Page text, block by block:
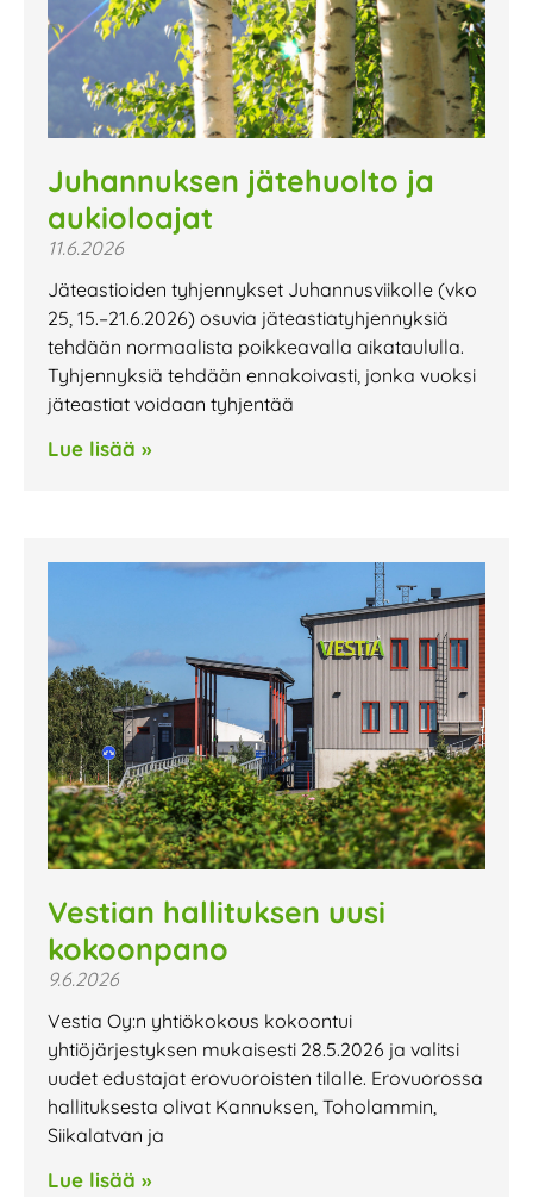
Juhannuksen jätehuolto ja
aukioloajat
11.6.2026
Jäteastioiden tyhjennykset Juhannusviikolle (vko
25, 15.–21.6.2026) osuvia jäteastiatyhjennyksiä
tehdään normaalista poikkeavalla aikataululla.
Tyhjennyksiä tehdään ennakoivasti, jonka vuoksi
jäteastiat voidaan tyhjentää
Lue lisää »
Vestian hallituksen uusi
kokoonpano
9.6.2026
Vestia Oy:n yhtiökokous kokoontui
yhtiöjärjestyksen mukaisesti 28.5.2026 ja valitsi
uudet edustajat erovuoroisten tilalle. Erovuorossa
hallituksesta olivat Kannuksen, Toholammin,
Siikalatvan ja
Lue lisää »